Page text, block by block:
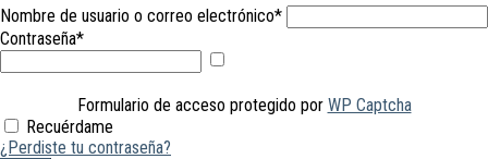
Nombre de usuario o correo electrónico*
Contraseña*
Formulario de acceso protegido por WP Captcha
Recuérdame
¿Perdiste tu contraseña?